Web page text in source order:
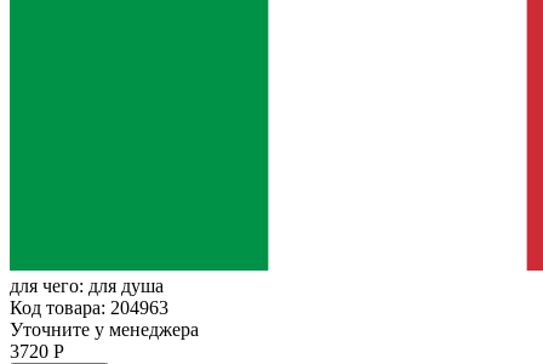
для чего: для душа
Код товара: 204963
Уточните у менеджера
3720 Р